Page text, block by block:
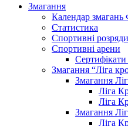
Змагання
Календар
Статистика
Спортивні розряди
Спортивні арени
Сертифікати
Змагання “Ліга
Змагання
Ліга
Ліга
Змагання
Ліга